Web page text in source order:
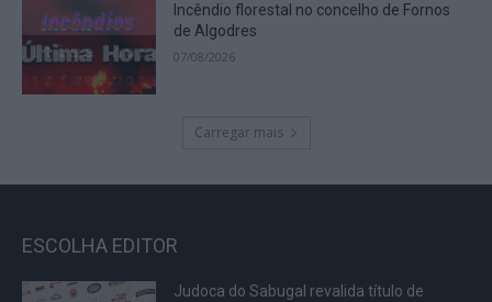
Incêndio florestal no concelho de Fornos
de Algodres
07/08/2026
Carregar mais
ESCOLHA EDITOR
Judoca do Sabugal revalida título de